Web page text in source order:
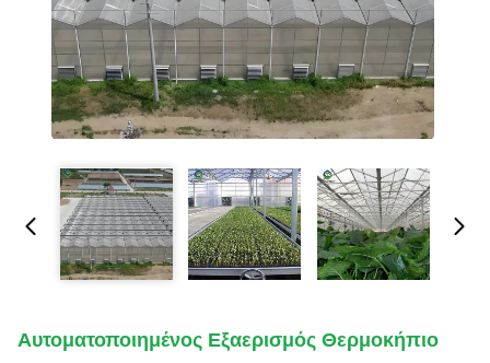
Αυτοματοποιημένος Εξαερισμός Θερμοκήπιο